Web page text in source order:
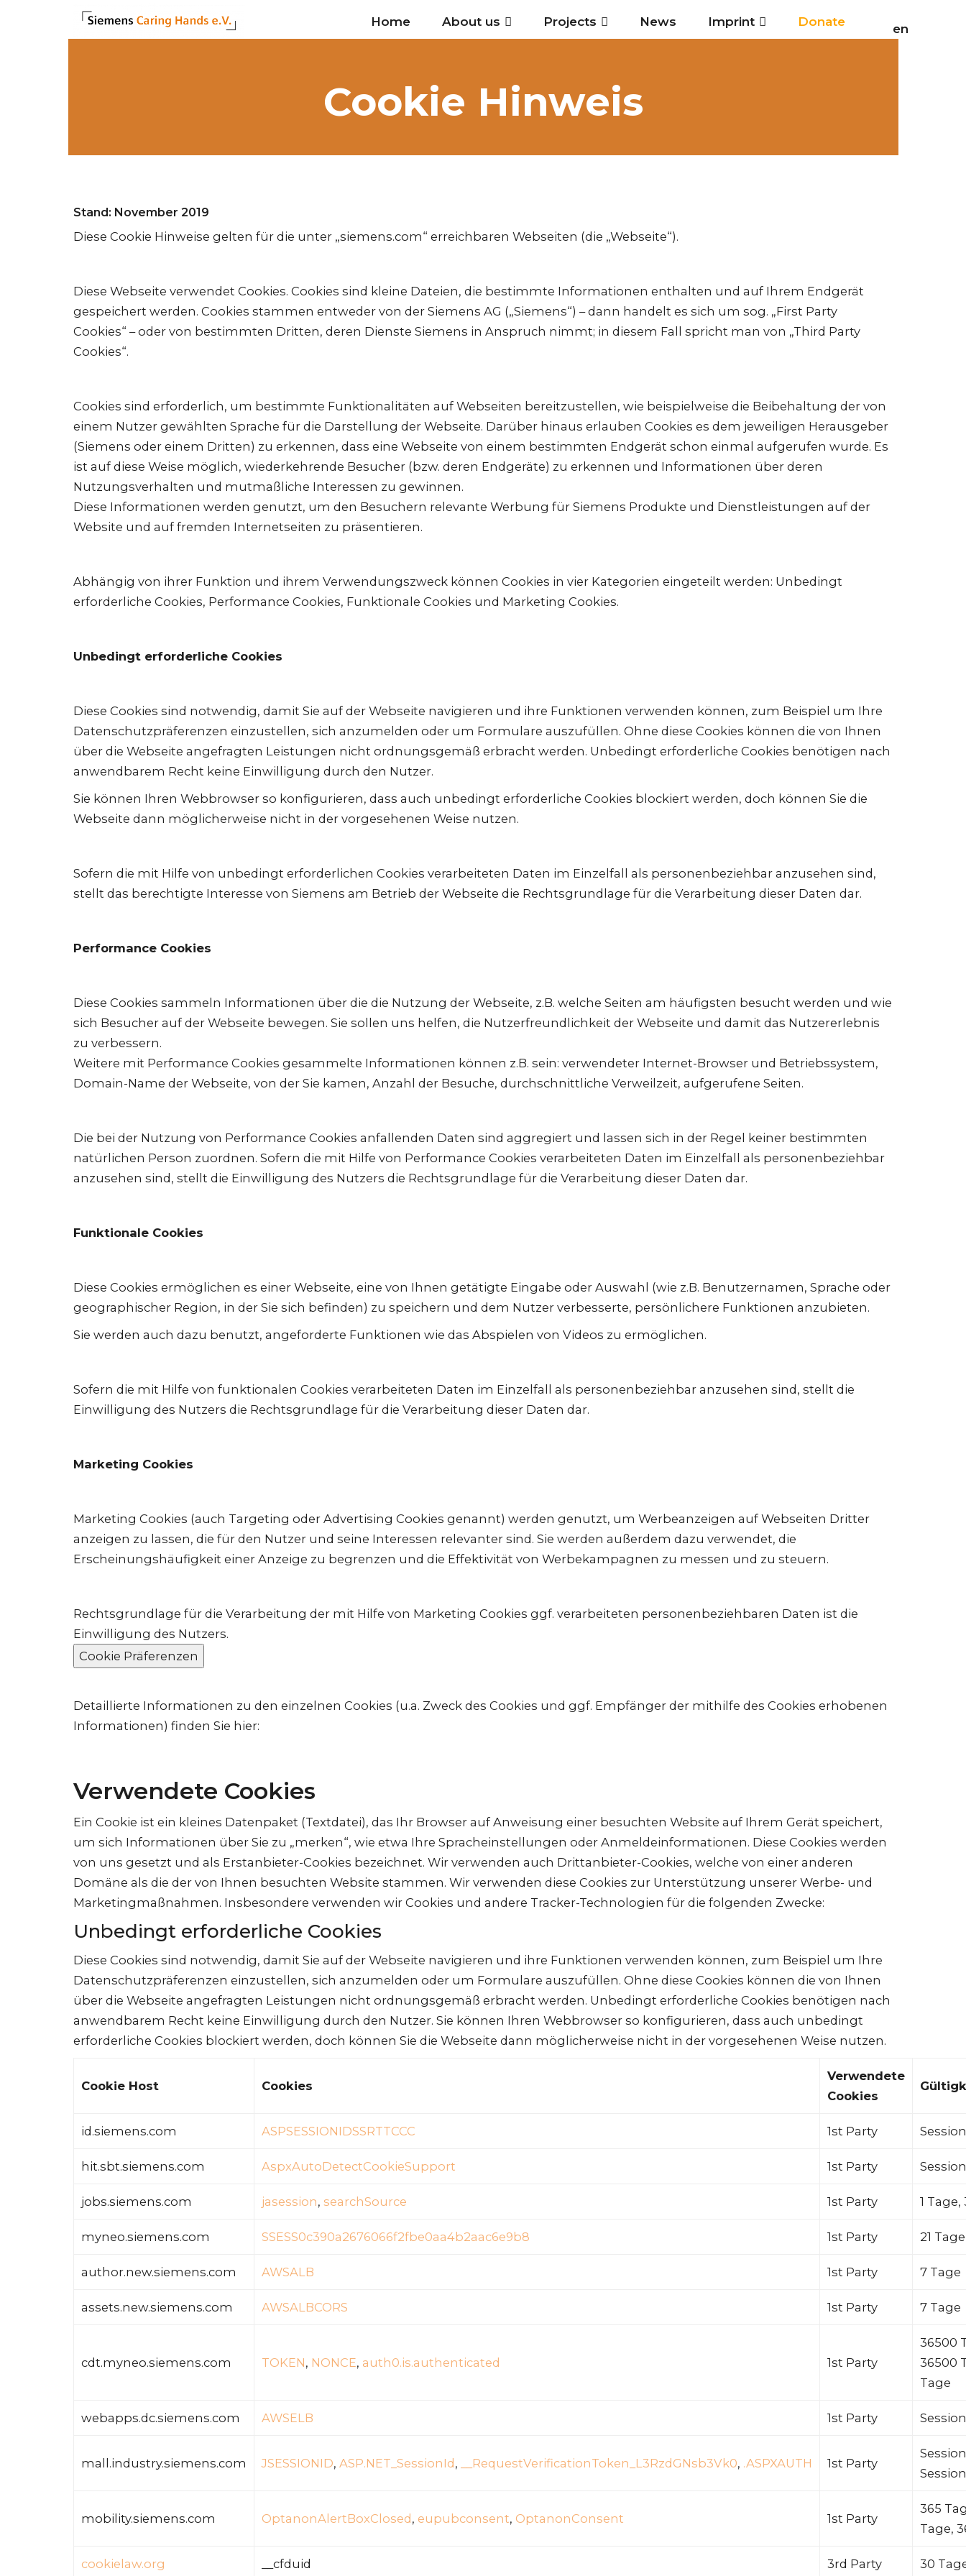
Home About us Projects News Imprint Donate
en
Cookie Hinweis
Stand: November 2019
Diese Cookie Hinweise gelten für die unter „siemens.com“ erreichbaren Webseiten (die „Webseite“).
Diese Webseite verwendet Cookies. Cookies sind kleine Dateien, die bestimmte Informationen enthalten und auf Ihrem Endgerät
gespeichert werden. Cookies stammen entweder von der Siemens AG („Siemens“) – dann handelt es sich um sog. „First Party
Cookies“ – oder von bestimmten Dritten, deren Dienste Siemens in Anspruch nimmt; in diesem Fall spricht man von „Third Party
Cookies“.
Cookies sind erforderlich, um bestimmte Funktionalitäten auf Webseiten bereitzustellen, wie beispielweise die Beibehaltung der von
einem Nutzer gewählten Sprache für die Darstellung der Webseite. Darüber hinaus erlauben Cookies es dem jeweiligen Herausgeber
(Siemens oder einem Dritten) zu erkennen, dass eine Webseite von einem bestimmten Endgerät schon einmal aufgerufen wurde. Es
ist auf diese Weise möglich, wiederkehrende Besucher (bzw. deren Endgeräte) zu erkennen und Informationen über deren
Nutzungsverhalten und mutmaßliche Interessen zu gewinnen.
Diese Informationen werden genutzt, um den Besuchern relevante Werbung für Siemens Produkte und Dienstleistungen auf der
Website und auf fremden Internetseiten zu präsentieren.
Abhängig von ihrer Funktion und ihrem Verwendungszweck können Cookies in vier Kategorien eingeteilt werden: Unbedingt
erforderliche Cookies, Performance Cookies, Funktionale Cookies und Marketing Cookies.
Unbedingt erforderliche Cookies
Diese Cookies sind notwendig, damit Sie auf der Webseite navigieren und ihre Funktionen verwenden können, zum Beispiel um Ihre
Datenschutzpräferenzen einzustellen, sich anzumelden oder um Formulare auszufüllen. Ohne diese Cookies können die von Ihnen
über die Webseite angefragten Leistungen nicht ordnungsgemäß erbracht werden. Unbedingt erforderliche Cookies benötigen nach
anwendbarem Recht keine Einwilligung durch den Nutzer.
Sie können Ihren Webbrowser so konfigurieren, dass auch unbedingt erforderliche Cookies blockiert werden, doch können Sie die
Webseite dann möglicherweise nicht in der vorgesehenen Weise nutzen.
Sofern die mit Hilfe von unbedingt erforderlichen Cookies verarbeiteten Daten im Einzelfall als personenbeziehbar anzusehen sind,
stellt das berechtigte Interesse von Siemens am Betrieb der Webseite die Rechtsgrundlage für die Verarbeitung dieser Daten dar.
Performance Cookies
Diese Cookies sammeln Informationen über die die Nutzung der Webseite, z.B. welche Seiten am häufigsten besucht werden und wie
sich Besucher auf der Webseite bewegen. Sie sollen uns helfen, die Nutzerfreundlichkeit der Webseite und damit das Nutzererlebnis
zu verbessern.
Weitere mit Performance Cookies gesammelte Informationen können z.B. sein: verwendeter Internet-Browser und Betriebssystem,
Domain-Name der Webseite, von der Sie kamen, Anzahl der Besuche, durchschnittliche Verweilzeit, aufgerufene Seiten.
Die bei der Nutzung von Performance Cookies anfallenden Daten sind aggregiert und lassen sich in der Regel keiner bestimmten
natürlichen Person zuordnen. Sofern die mit Hilfe von Performance Cookies verarbeiteten Daten im Einzelfall als personenbeziehbar
anzusehen sind, stellt die Einwilligung des Nutzers die Rechtsgrundlage für die Verarbeitung dieser Daten dar.
Funktionale Cookies
Diese Cookies ermöglichen es einer Webseite, eine von Ihnen getätigte Eingabe oder Auswahl (wie z.B. Benutzernamen, Sprache oder
geographischer Region, in der Sie sich befinden) zu speichern und dem Nutzer verbesserte, persönlichere Funktionen anzubieten.
Sie werden auch dazu benutzt, angeforderte Funktionen wie das Abspielen von Videos zu ermöglichen.
Sofern die mit Hilfe von funktionalen Cookies verarbeiteten Daten im Einzelfall als personenbeziehbar anzusehen sind, stellt die
Einwilligung des Nutzers die Rechtsgrundlage für die Verarbeitung dieser Daten dar.
Marketing Cookies
Marketing Cookies (auch Targeting oder Advertising Cookies genannt) werden genutzt, um Werbeanzeigen auf Webseiten Dritter
anzeigen zu lassen, die für den Nutzer und seine Interessen relevanter sind. Sie werden außerdem dazu verwendet, die
Erscheinungshäufigkeit einer Anzeige zu begrenzen und die Effektivität von Werbekampagnen zu messen und zu steuern.
Rechtsgrundlage für die Verarbeitung der mit Hilfe von Marketing Cookies ggf. verarbeiteten personenbeziehbaren Daten ist die
Einwilligung des Nutzers.
Cookie Präferenzen
Detaillierte Informationen zu den einzelnen Cookies (u.a. Zweck des Cookies und ggf. Empfänger der mithilfe des Cookies erhobenen
Informationen) finden Sie hier:
Verwendete Cookies
Ein Cookie ist ein kleines Datenpaket (Textdatei), das Ihr Browser auf Anweisung einer besuchten Website auf Ihrem Gerät speichert,
um sich Informationen über Sie zu „merken“, wie etwa Ihre Spracheinstellungen oder Anmeldeinformationen. Diese Cookies werden
von uns gesetzt und als Erstanbieter-Cookies bezeichnet. Wir verwenden auch Drittanbieter-Cookies, welche von einer anderen
Domäne als die der von Ihnen besuchten Website stammen. Wir verwenden diese Cookies zur Unterstützung unserer Werbe- und
Marketingmaßnahmen. Insbesondere verwenden wir Cookies und andere Tracker-Technologien für die folgenden Zwecke:
Unbedingt erforderliche Cookies
Diese Cookies sind notwendig, damit Sie auf der Webseite navigieren und ihre Funktionen verwenden können, zum Beispiel um Ihre
Datenschutzpräferenzen einzustellen, sich anzumelden oder um Formulare auszufüllen. Ohne diese Cookies können die von Ihnen
über die Webseite angefragten Leistungen nicht ordnungsgemäß erbracht werden. Unbedingt erforderliche Cookies benötigen nach
anwendbarem Recht keine Einwilligung durch den Nutzer. Sie können Ihren Webbrowser so konfigurieren, dass auch unbedingt
erforderliche Cookies blockiert werden, doch können Sie die Webseite dann möglicherweise nicht in der vorgesehenen Weise nutzen.
Cookie Host Cookies
Verwendete
Cookies
id.siemens.com ASPSESSIONIDSSRTTCCC 1st Party Session
hit.sbt.siemens.com AspxAutoDetectCookieSupport 1st Party Session
jobs.siemens.com jasession, searchSource 1st Party 1
myneo.siemens.com SSESS0c390a2676066f2fbe0aa4b2aac6e9b8 1st Party 21 Tage
author.new.siemens.com AWSALB 1st Party 7 Tage
assets.new.siemens.com AWSALBCORS 1st Party 7 Tage
cdt.myneo.siemens.com TOKEN, NONCE, auth0.is.authenticated 1st Party
36500
36500
Tage
webapps.dc.siemens.com AWSELB 1st Party Session
mall.industry.siemens.com JSESSIONID, ASP.NET_SessionId, __RequestVerificationToken_L3RzdGNsb3Vk0, .ASPXAUTH 1st Party
mobility.siemens.com OptanonAlertBoxClosed, eupubconsent, OptanonConsent 1st Party
365
Tage,
cookielaw.org __cfduid 3rd Party 30